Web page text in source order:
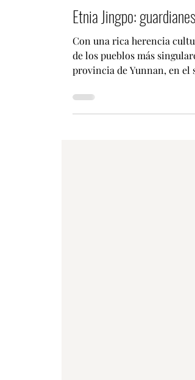
Fabián Pizarro Arcos
6 abr
2 min de lectura
Etnia Jingpo:
Con una rica herencia
provincia de Yunnan, en el
se extiende a zonas